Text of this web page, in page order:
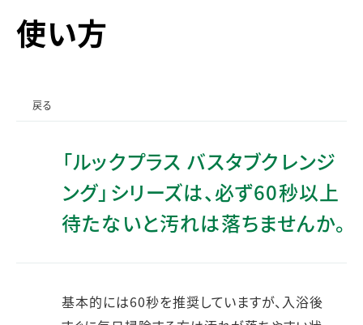
使い方
戻る
「ルックプラス バスタブクレンジ
ング」シリーズは、必ず60秒以上
待たないと汚れは落ちませんか。
基本的には60秒を推奨していますが、入浴後